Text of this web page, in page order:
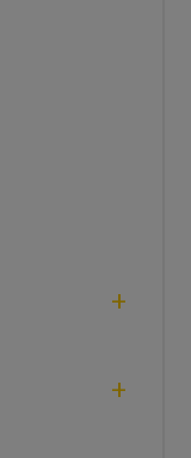
+
+